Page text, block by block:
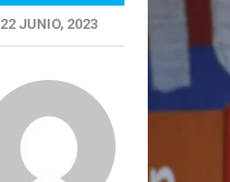
22 JUNIO, 2023